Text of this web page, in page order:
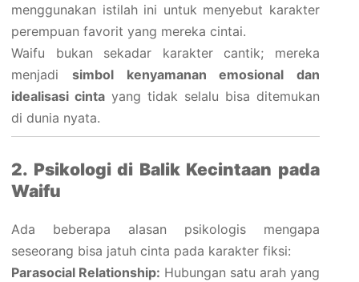
menggunakan istilah ini untuk menyebut karakter
perempuan favorit yang mereka cintai.
Waifu bukan sekadar karakter cantik; mereka
menjadi simbol kenyamanan emosional dan
idealisasi cinta yang tidak selalu bisa ditemukan
di dunia nyata.
2. Psikologi di Balik Kecintaan pada
Waifu
Ada beberapa alasan psikologis mengapa
seseorang bisa jatuh cinta pada karakter fiksi:
Parasocial Relationship: Hubungan satu arah yang